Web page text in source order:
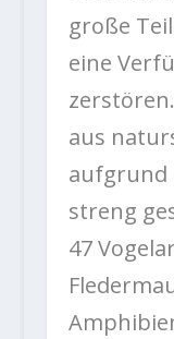
große
eine
aus
aufgrund
streng
47